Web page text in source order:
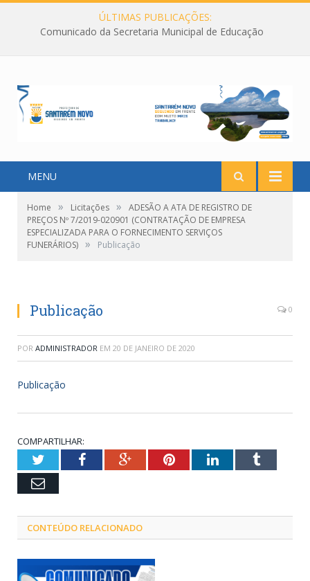
ÚLTIMAS PUBLICAÇÕES:
Comunicado da Secretaria Municipal de Educação
MENU
Home » Licitações »
ADESÃO A ATA DE REGISTRO DE
PREÇOS Nº 7/2019-020901 (CONTRATAÇÃO DE EMPRESA
ESPECIALIZADA PARA O FORNECIMENTO SERVIÇOS
FUNERÁRIOS) » Publicação
Publicação 0
POR ADMINISTRADOR EM 20 DE JANEIRO DE 2020
Publicação
COMPARTILHAR:
TwitterFacebookGoogle+PinterestLinkedInTumblr
Email
CONTEÚDO RELACIONADO